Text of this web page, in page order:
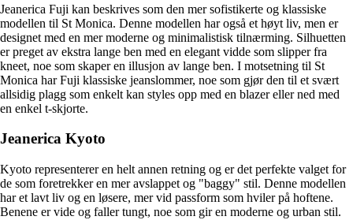
Jeanerica Fuji kan beskrives som den mer sofistikerte og klassiske
modellen til St Monica. Denne modellen har også et høyt liv, men er
designet med en mer moderne og minimalistisk tilnærming. Silhuetten
er preget av ekstra lange ben med en elegant vidde som slipper fra
kneet, noe som skaper en illusjon av lange ben. I motsetning til St
Monica har Fuji klassiske jeanslommer, noe som gjør den til et svært
allsidig plagg som enkelt kan styles opp med en blazer eller ned med
en enkel t-skjorte.
Jeanerica Kyoto
Kyoto representerer en helt annen retning og er det perfekte valget for
de som foretrekker en mer avslappet og "baggy" stil. Denne modellen
har et lavt liv og en løsere, mer vid passform som hviler på hoftene.
Benene er vide og faller tungt, noe som gir en moderne og urban stil.